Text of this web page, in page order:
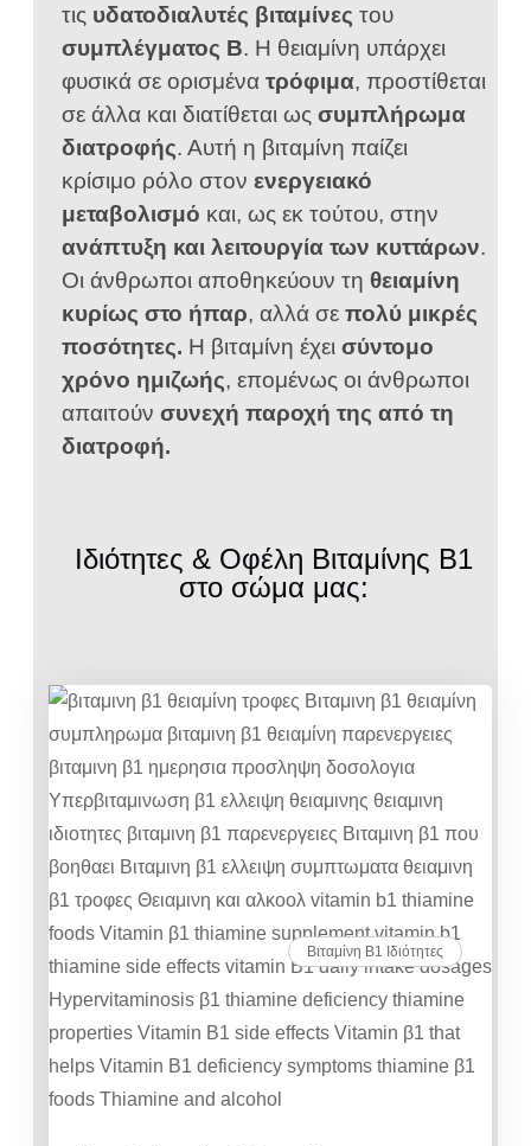
τις υδατοδιαλυτές βιταμίνες του
συμπλέγματος Β. Η θειαμίνη υπάρχει
φυσικά σε ορισμένα τρόφιμα, προστίθεται
σε άλλα και διατίθεται ως συμπλήρωμα
διατροφής. Αυτή η βιταμίνη παίζει
κρίσιμο ρόλο στον ενεργειακό
μεταβολισμό και, ως εκ τούτου, στην
ανάπτυξη και λειτουργία των κυττάρων.
Οι άνθρωποι αποθηκεύουν τη θειαμίνη
κυρίως στο ήπαρ, αλλά σε πολύ μικρές
ποσότητες. Η βιταμίνη έχει σύντομο
χρόνο ημιζωής, επομένως οι άνθρωποι
απαιτούν συνεχή παροχή της από τη
διατροφή.
Ιδιότητες & Οφέλη Βιταμίνης Β1
στο σώμα μας:
Βιταμίνη Β1 Ιδιότητες